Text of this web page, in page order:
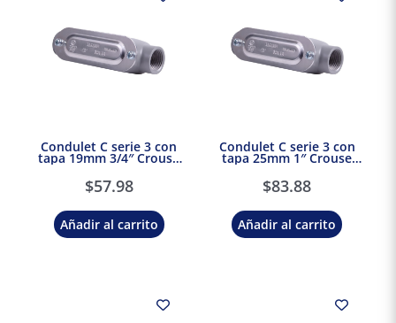
Condulet C serie 3 con
tapa 19mm 3/4″ Crouse
$57.98
Añadir al carrito
Condulet C serie 3 con
tapa 25mm 1″ Crouse
$83.88
Añadir al carrito